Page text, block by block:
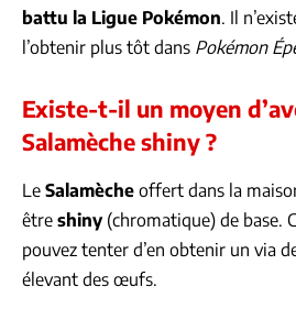
battu la Ligue Pokémon. Il
l’obtenir plus tôt dans Pokémon
Existe-t-il un moyen
Salamèche shiny ?
Le Salamèche offert dans la
être shiny(chromatique) de base.
pouvez tenter d’en obtenir un via
élevant des œufs.